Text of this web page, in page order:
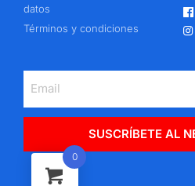
datos
Términos y condiciones
SUSCRÍBETE AL
0